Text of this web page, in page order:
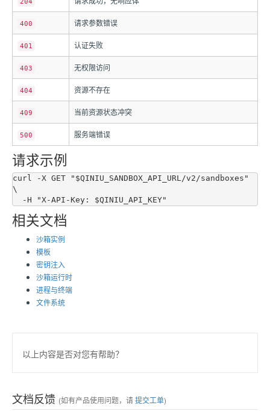
400 请求参数错误
401 认证失败
403 无权限访问
404 资源不存在
409 当前资源状态冲突
500 服务端错误
请求示例
curl -X GET "$QINIU_SANDBOX_API_URL/v2/sandboxes"
\
相关文档
沙箱实例
模板
密钥注入
沙箱运行时
进程与终端
文件系统
以上内容是否对您有帮助？
文档反馈 (如有产品使用问题，请提交工单)